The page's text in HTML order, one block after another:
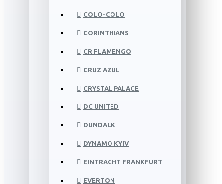
COLO-COLO
CORINTHIANS
CR FLAMENGO
CRUZ AZUL
CRYSTAL PALACE
DC UNITED
DUNDALK
DYNAMO KYIV
EINTRACHT FRANKFURT
EVERTON